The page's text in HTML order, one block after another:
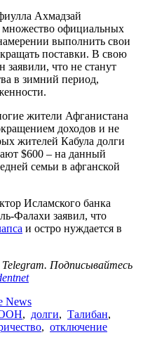
Ахмадзай
множество официальных
выполнить свои
поставки. В свою
заявили, что не станут
в зимний период,
жители Афганистана
доходов и не
жителей Кабула долги
$600 – на данный
семьи в афганской
Исламского банка
Фалахи заявил, что
и остро нуждается в
Telegram. Подписывайтесь
News
, долги, Талибан,
, отключение